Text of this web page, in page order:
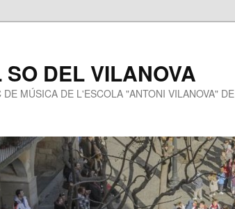
SO DEL VILANOVA
DE MÚSICA DE L'ESCOLA "ANTONI VILANOVA"